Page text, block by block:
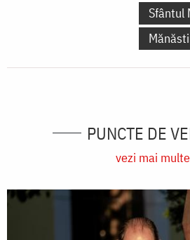
Sfântul
PUNCTE DE
vezi mai